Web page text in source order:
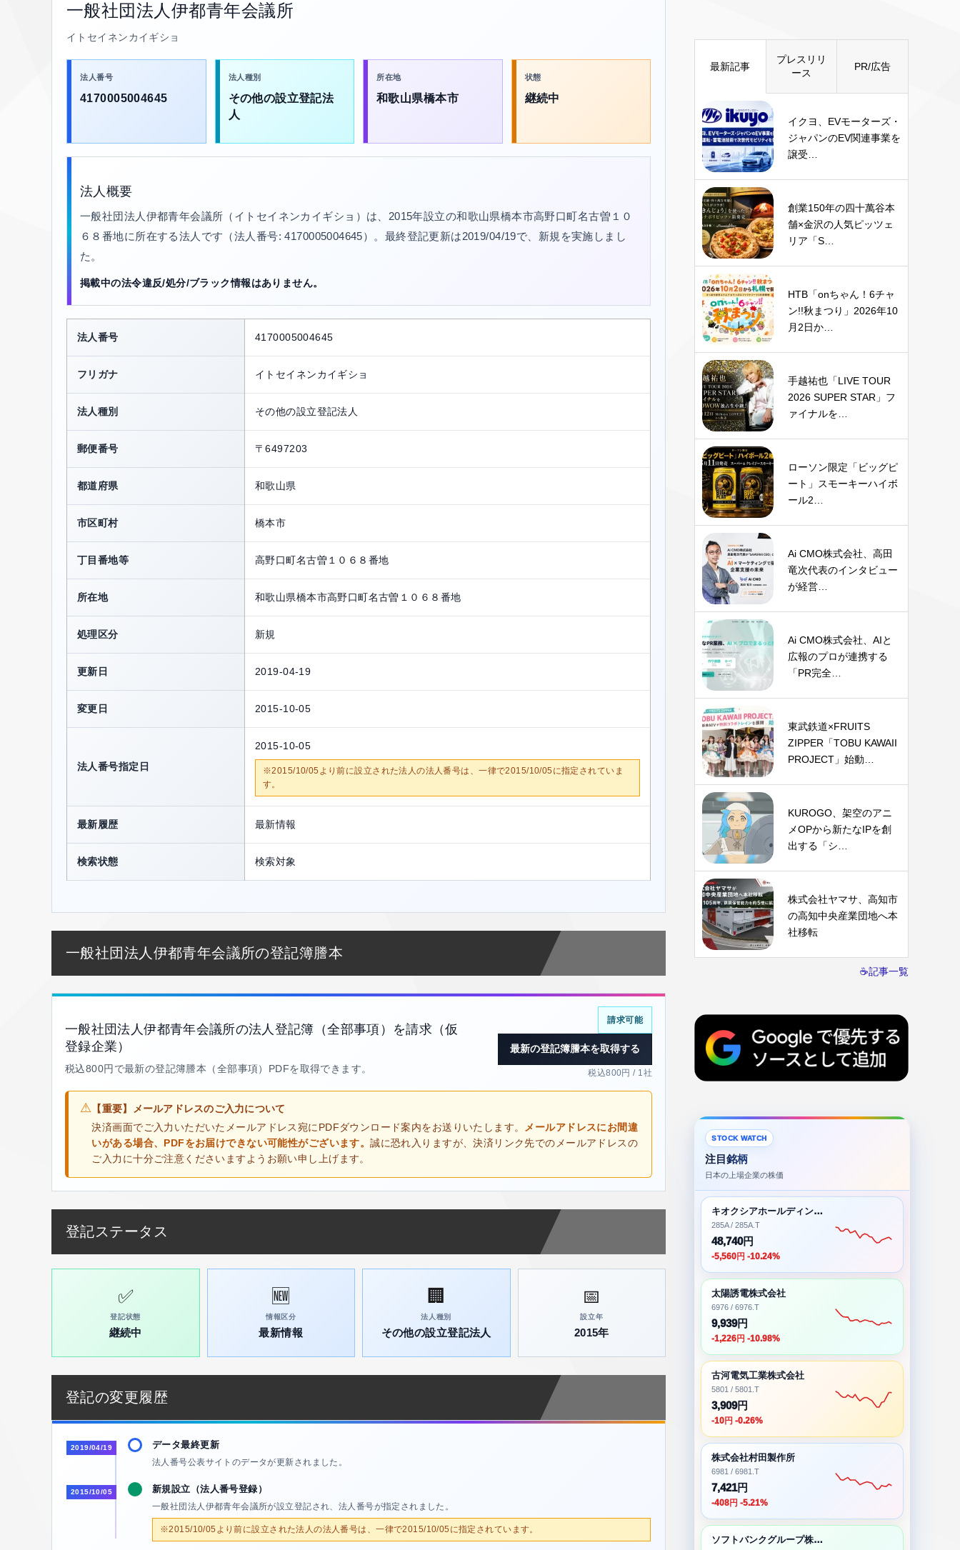
一般社団法人伊都青年会議所
イトセイネンカイギショ
法人番号
4170005004645
法人種別
その他の設立登記法
人
所在地
和歌山県橋本市
状態
継続中
法人概要
一般社団法人伊都青年会議所（イトセイネンカイギショ）は、2015年設立の和歌山県橋本市高野口町名古曽１０
６８番地に所在する法人です（法人番号: 4170005004645）。最終登記更新は2019/04/19で、新規を実施しまし
た。
掲載中の法令違反/処分/ブラック情報はありません。
法人番号 4170005004645
フリガナ イトセイネンカイギショ
法人種別 その他の設立登記法人
郵便番号 〒6497203
都道府県 和歌山県
市区町村 橋本市
丁目番地等 高野口町名古曽１０６８番地
所在地 和歌山県橋本市高野口町名古曽１０６８番地
処理区分 新規
更新日 2019-04-19
変更日 2015-10-05
法人番号指定日
2015-10-05
※2015/10/05より前に設立された法人の法人番号は、一律で2015/10/05に指定されていま
す。
最新履歴 最新情報
検索状態 検索対象
一般社団法人伊都青年会議所の登記簿謄本
一般社団法人伊都青年会議所の法人登記簿（全部事項）を請求（仮
登録企業）
税込800円で最新の登記簿謄本（全部事項）PDFを取得できます。
請求可能
最新の登記簿謄本を取得する
税込800円 / 1社
⚠ 【重要】メールアドレスのご入力について
決済画面でご入力いただいたメールアドレス宛にPDFダウンロード案内をお送りいたします。 メールアドレスにお間違
いがある場合、PDFをお届けできない可能性がございます。誠に恐れ入りますが、決済リンク先でのメールアドレスの
ご入力に十分ご注意くださいますようお願い申し上げます。
登記ステータス
✅
登記状態
継続中
🆕
情報区分
最新情報
🏢
法人種別
その他の設立登記法人
📅
設立年
2015年
登記の変更履歴
2019/04/19 データ最終更新
法人番号公表サイトのデータが更新されました。
2015/10/05 新規設立（法人番号登録）
一般社団法人伊都青年会議所が設立登記され、法人番号が指定されました。
※2015/10/05より前に設立された法人の法人番号は、一律で2015/10/05に指定されています。
最新記事
プレスリリ
ース
PR/広告
イクヨ、EVモーターズ・
ジャパンのEV関連事業を
譲受…
創業150年の四十萬谷本
舗×金沢の人気ピッツェ
リア「S…
HTB「onちゃん！6チャ
ン!!秋まつり」2026年10
月2日か…
手越祐也「LIVE TOUR
2026 SUPER STAR」フ
ァイナルを…
ローソン限定「ビッグピ
ート」スモーキーハイボ
ール2…
Ai CMO株式会社、高田
竜次代表のインタビュー
が経営…
Ai CMO株式会社、AIと
広報のプロが連携する
「PR完全…
東武鉄道×FRUITS
ZIPPER「TOBU KAWAII
PROJECT」始動…
KUROGO、架空のアニ
メOPから新たなIPを創
出する「シ…
株式会社ヤマサ、高知市
の高知中央産業団地へ本
社移転
☕記事一覧
STOCK WATCH
注目銘柄
日本の上場企業の株価
キオクシアホールディングス株式会社
285A / 285A.T
48,740円
-5,560円 -10.24%
太陽誘電株式会社
6976 / 6976.T
9,939円
-1,226円 -10.98%
古河電気工業株式会社
5801 / 5801.T
3,909円
-10円 -0.26%
株式会社村田製作所
6981 / 6981.T
7,421円
-408円 -5.21%
ソフトバンクグループ株式会社